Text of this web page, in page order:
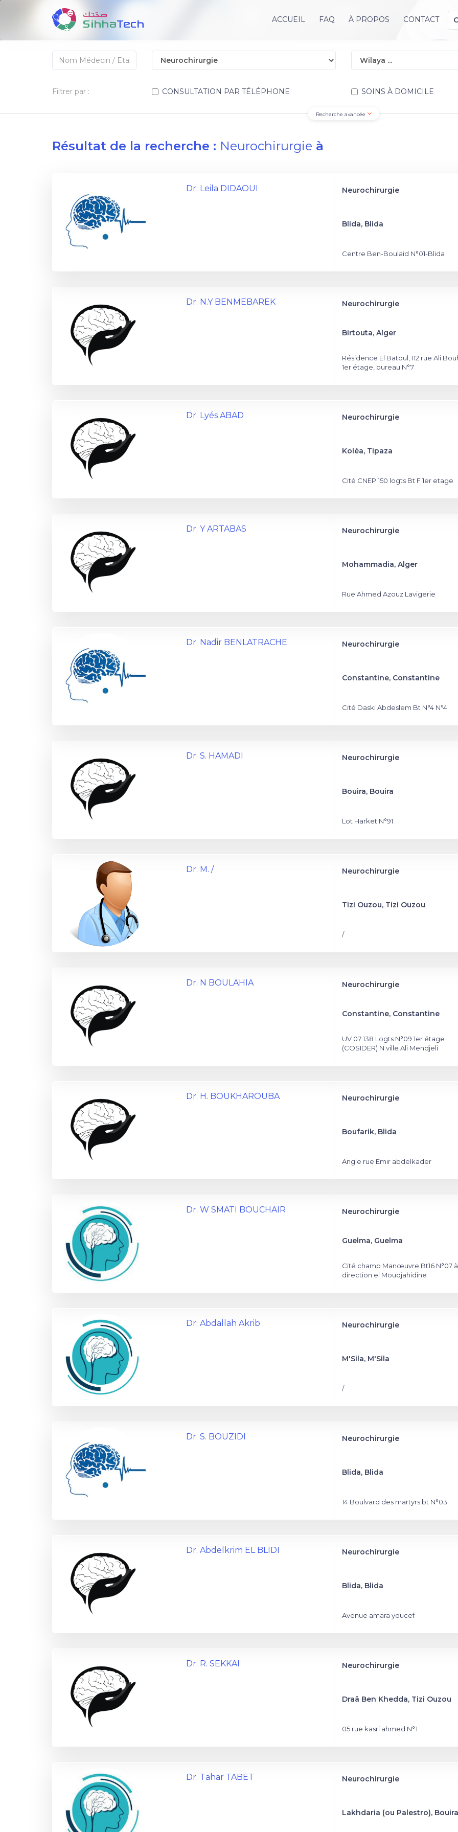
ACCUEIL FAQ À PROPOS CONTACT
Filtrer par : CONSULTATION PAR TÉLÉPHONE SOINS À DOMICILE
Recherche avancée
Résultat de la recherche : Neurochirurgie à
Dr. Leila DIDAOUI Neurochirurgie
Blida, Blida
Centre Ben-Boulaid N°01-Blida
Dr. N.Y BENMEBAREK Neurochirurgie
Birtouta, Alger
Résidence El Batoul, 112 rue Ali
1er étage, bureau N°7
Dr. Lyés ABAD Neurochirurgie
Koléa, Tipaza
Cité CNEP 150 logts Bt F 1er etage
Dr. Y ARTABAS Neurochirurgie
Mohammadia, Alger
Rue Ahmed Azouz Lavigerie
Dr. Nadir BENLATRACHE Neurochirurgie
Constantine, Constantine
Cité Daski Abdeslem Bt N°4 N°4
Dr. S. HAMADI Neurochirurgie
Bouira, Bouira
Lot Harket N°91
Dr. M. / Neurochirurgie
Tizi Ouzou, Tizi Ouzou
/
Dr. N BOULAHIA Neurochirurgie
Constantine, Constantine
UV 07 138 Logts N°09 1er étage
(COSIDER) N.ville Ali Mendjeli
Dr. H. BOUKHAROUBA Neurochirurgie
Boufarik, Blida
Angle rue Emir abdelkader
Dr. W SMATI BOUCHAIR Neurochirurgie
Guelma, Guelma
Cité champ Manœuvre Bt16 N°07
direction el Moudjahidine
Dr. Abdallah Akrib Neurochirurgie
M'Sila, M'Sila
/
Dr. S. BOUZIDI Neurochirurgie
Blida, Blida
14 Boulvard des martyrs bt N°03
Dr. Abdelkrim EL BLIDI Neurochirurgie
Blida, Blida
Avenue amara youcef
Dr. R. SEKKAI Neurochirurgie
Draâ Ben Khedda, Tizi Ouzou
05 rue kasri ahmed N°1
Dr. Tahar TABET Neurochirurgie
Lakhdaria (ou Palestro), Bouira